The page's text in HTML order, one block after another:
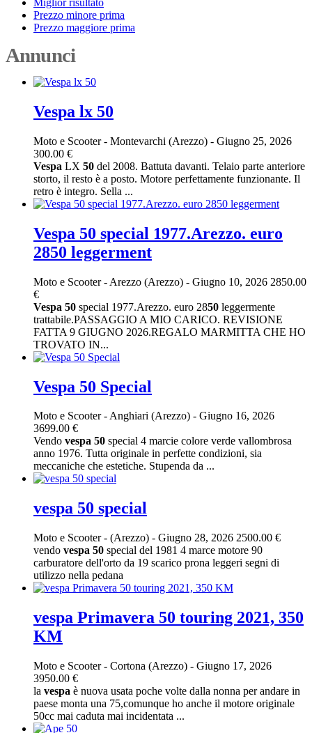
Miglior risultato
Prezzo minore prima
Prezzo maggiore prima
Annunci
Vespa lx 50
Moto e Scooter- Montevarchi (Arezzo) - Giugno 25, 2026
300.00 €
Vespa LX 50 del 2008. Battuta davanti. Telaio parte anteriore
storto, il resto è a posto. Motore perfettamente funzionante. Il
retro è integro. Sella ...
Vespa 50 special 1977.Arezzo. euro
2850 leggerment
Moto e Scooter- Arezzo (Arezzo) - Giugno 10, 2026 2850.00
€
Vespa 50 special 1977.Arezzo. euro 2850 leggermente
trattabile.PASSAGGIO A MIO CARICO. REVISIONE
FATTA 9 GIUGNO 2026.REGALO MARMITTA CHE HO
TROVATO IN...
Vespa 50 Special
Moto e Scooter-Anghiari (Arezzo) - Giugno 16, 2026
3699.00 €
Vendo vespa 50 special 4 marcie colore verde vallombrosa
anno 1976. Tutta originale in perfette condizioni, sia
meccaniche che estetiche. Stupenda da ...
vespa 50 special
Moto e Scooter- (Arezzo) - Giugno 28, 2026 2500.00 €
vendo vespa 50 special del 1981 4 marce motore 90
carburatore dell'orto da 19 scarico prona leggeri segni di
utilizzo nella pedana
vespa Primavera 50 touring 2021, 350
KM
Moto e Scooter- Cortona (Arezzo) - Giugno 17, 2026
3950.00 €
la vespa è nuova usata poche volte dalla nonna per andare in
paese monta una 75,comunque ho anche il motore originale
50cc mai caduta mai incidentata ...